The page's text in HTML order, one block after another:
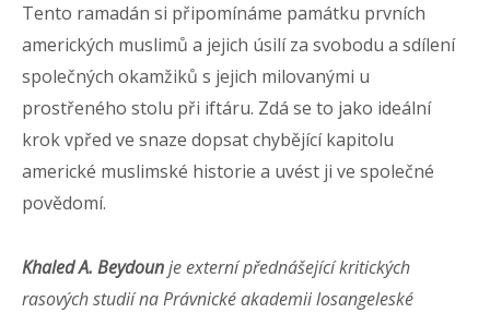
Tento ramadán si připomínáme památku prvních
amerických muslimů a jejich úsilí za svobodu a sdílení
společných okamžiků s jejich milovanými u
prostřeného stolu při iftáru. Zdá se to jako ideální
krok vpřed ve snaze dopsat chybějící kapitolu
americké muslimské historie a uvést ji ve společné
povědomí.
Khaled A. Beydounje externí přednášející kritických
rasových studií na Právnické akademii losangeleské